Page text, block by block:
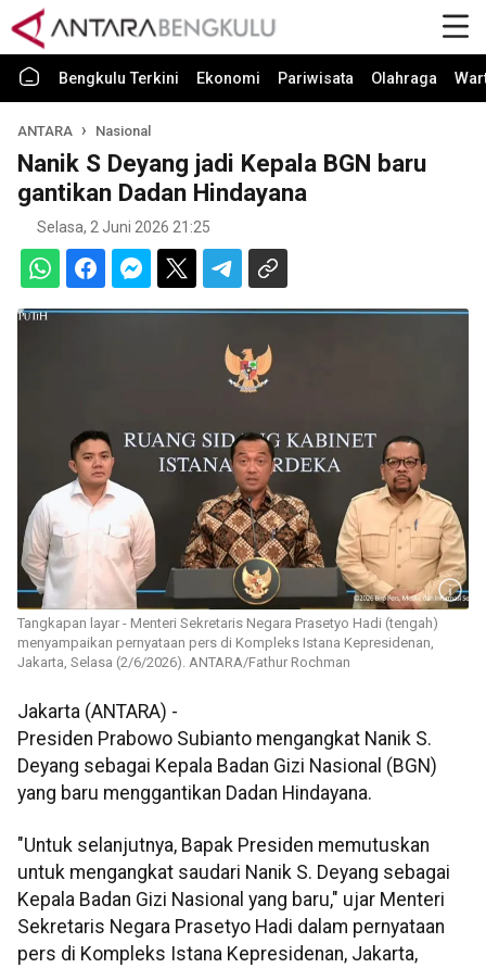
Bengkulu Terkini Ekonomi Pariwisata Olahraga
ANTARA Nasional
Nanik S Deyang jadi Kepala BGN baru
gantikan Dadan Hindayana
Selasa, 2 Juni 2026 21:25
Tangkapan layar - Menteri Sekretaris Negara Prasetyo Hadi (tengah)
menyampaikan pernyataan pers di Kompleks Istana Kepresidenan,
Jakarta, Selasa (2/6/2026). ANTARA/Fathur Rochman
Jakarta (ANTARA) -
Presiden Prabowo Subianto mengangkat Nanik S.
Deyang sebagai Kepala Badan Gizi Nasional (BGN)
yang baru menggantikan Dadan Hindayana.
"Untuk selanjutnya, Bapak Presiden memutuskan
untuk mengangkat saudari Nanik S. Deyang sebagai
Kepala Badan Gizi Nasional yang baru," ujar Menteri
Sekretaris Negara Prasetyo Hadi dalam pernyataan
pers di Kompleks Istana Kepresidenan, Jakarta,